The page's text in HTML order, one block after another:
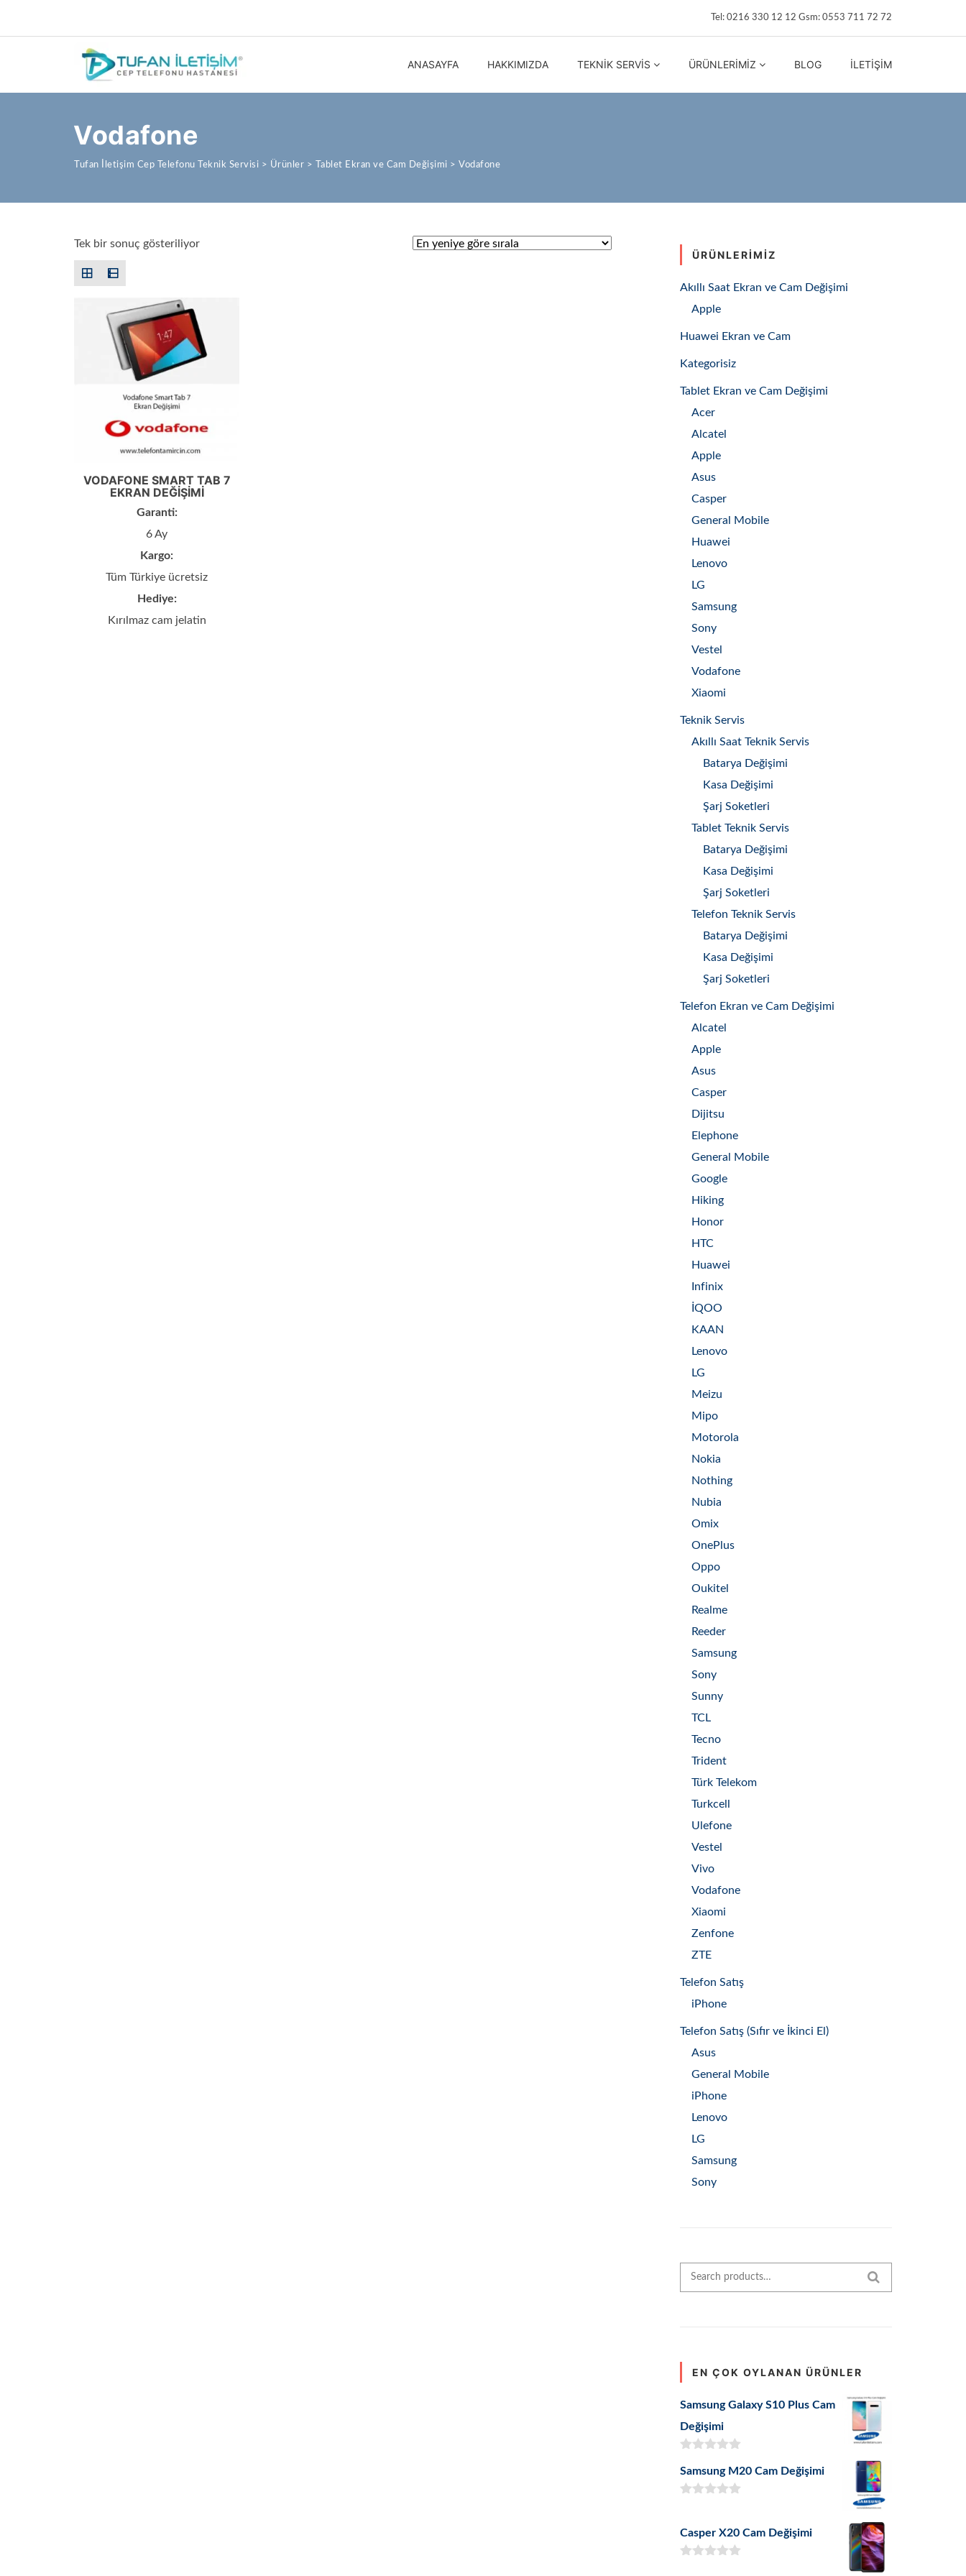
Tel: 0216 330 12 12 Gsm: 0553 711 72 72
ANASAYFA HAKKIMIZDA TEKNIK SERVIS ÜRÜNLERIMIZ BLOG İLETIŞIM
Vodafone
Tufan İletişim Cep Telefonu Teknik Servisi > Ürünler > Tablet Ekran ve Cam Değişimi > Vodafone
Tek bir sonuç gösteriliyor
VODAFONE SMART TAB 7
EKRAN DEĞIŞIMI
Garanti:
6 Ay
Kargo:
Tüm Türkiye ücretsiz
Hediye:
Kırılmaz cam jelatin
ÜRÜNLERIMIZ
Akıllı Saat Ekran ve Cam Değişimi
Apple
Huawei Ekran ve Cam
Kategorisiz
Tablet Ekran ve Cam Değişimi
Acer
Alcatel
Apple
Asus
Casper
General Mobile
Huawei
Lenovo
LG
Samsung
Sony
Vestel
Vodafone
Xiaomi
Teknik Servis
Akıllı Saat Teknik Servis
Batarya Değişimi
Kasa Değişimi
Şarj Soketleri
Tablet Teknik Servis
Batarya Değişimi
Kasa Değişimi
Şarj Soketleri
Telefon Teknik Servis
Batarya Değişimi
Kasa Değişimi
Şarj Soketleri
Telefon Ekran ve Cam Değişimi
Alcatel
Apple
Asus
Casper
Dijitsu
Elephone
General Mobile
Google
Hiking
Honor
HTC
Huawei
Infinix
İQOO
KAAN
Lenovo
LG
Meizu
Mipo
Motorola
Nokia
Nothing
Nubia
Omix
OnePlus
Oppo
Oukitel
Realme
Reeder
Samsung
Sony
Sunny
TCL
Tecno
Trident
Türk Telekom
Turkcell
Ulefone
Vestel
Vivo
Vodafone
Xiaomi
Zenfone
ZTE
Telefon Satış
iPhone
Telefon Satış (Sıfır ve İkinci El)
Asus
General Mobile
iPhone
Lenovo
LG
Samsung
Sony
Search for:
EN ÇOK OYLANAN ÜRÜNLER
Samsung Galaxy S10 Plus Cam
Değişimi
5.00oy aldı
Samsung M20 Cam Değişimi
Casper X20 Cam Değişimi